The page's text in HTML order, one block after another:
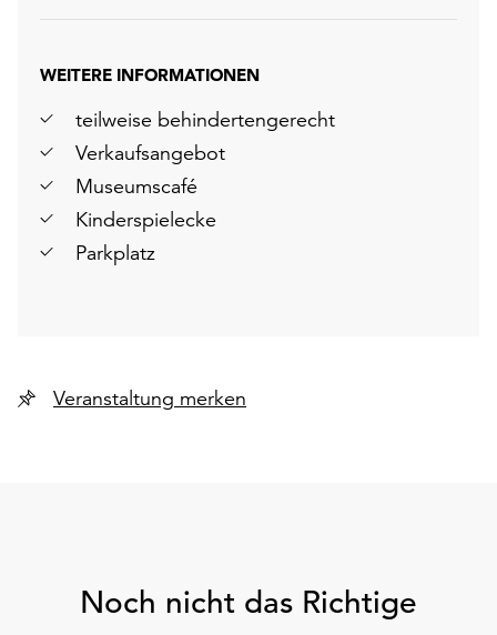
WEITERE INFORMATIONEN
teilweise behindertengerecht
Verkaufsangebot
Museumscafé
Kinderspielecke
Parkplatz
Veranstaltung merken
Noch nicht das Richtige